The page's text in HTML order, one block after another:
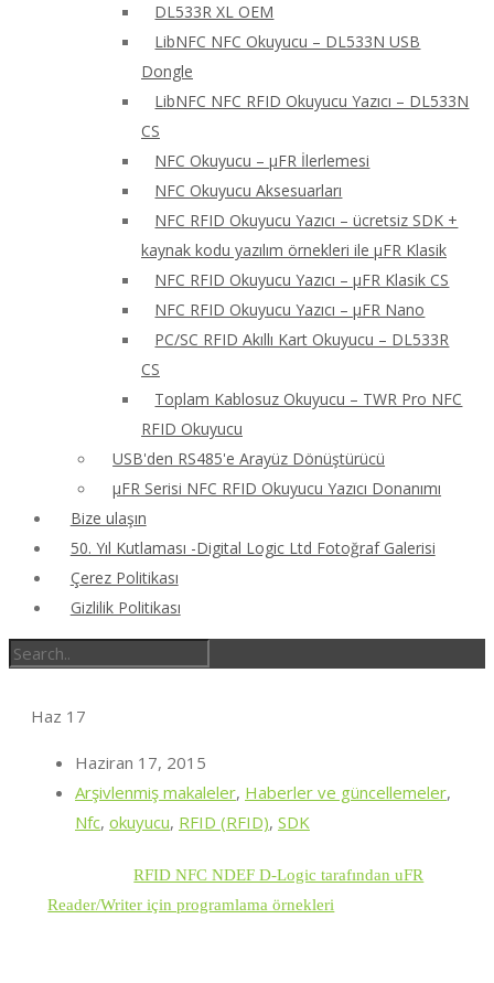
DL533R XL OEM
LibNFC NFC Okuyucu – DL533N USB
Dongle
LibNFC NFC RFID Okuyucu Yazıcı – DL533N
CS
NFC Okuyucu – μFR İlerlemesi
NFC Okuyucu Aksesuarları
NFC RFID Okuyucu Yazıcı – ücretsiz SDK +
kaynak kodu yazılım örnekleri ile μFR Klasik
NFC RFID Okuyucu Yazıcı – μFR Klasik CS
NFC RFID Okuyucu Yazıcı – μFR Nano
PC/SC RFID Akıllı Kart Okuyucu – DL533R
CS
Toplam Kablosuz Okuyucu – TWR Pro NFC
RFID Okuyucu
USB'den RS485'e Arayüz Dönüştürücü
μFR Serisi NFC RFID Okuyucu Yazıcı Donanımı
Bize ulaşın
50. Yıl Kutlaması -Digital Logic Ltd Fotoğraf Galerisi
Çerez Politikası
Gizlilik Politikası
Haz 17
Haziran 17, 2015
Arşivlenmiş makaleler, Haberler ve güncellemeler,
Nfc, okuyucu, RFID (RFID), SDK
RFID NFC NDEF D-Logic tarafından uFR
Reader/Writer için programlama örnekleri